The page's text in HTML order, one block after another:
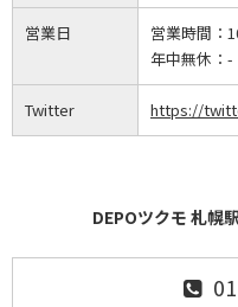
営業日 営業時間：
年中無休： -
Twitter https://
DEPOツクモ 札幌